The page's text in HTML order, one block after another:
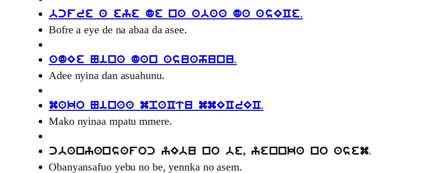
bcfre a eye de na abaa da asECe.
Bofre a eye de na abaa da asee.
adEe Nina dan asuahunu.
Adee nyina dan asuahunu.
mako Ninaa mpaCtu mmECrEC.
Mako nyinaa mpatu mmere.
cbanyansafoc yEbu no be, yennka no asem.
Obanyansafuo yebu no be, yennka no asem.